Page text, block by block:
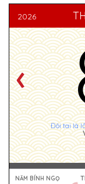
2026
Đôi tai là
NĂM BÍNH NGỌ